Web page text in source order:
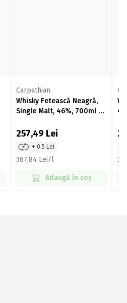
Carpathian
Whisky Fetească Neagră,
Single Malt, 46%, 700ml +
257,49 Lei
+ 0.5 Lei
367,84 Lei/l
Adaugă în coș